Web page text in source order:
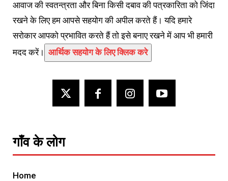
आवाज की स्वतन्त्रता और बिना किसी दबाव की पत्रकारिता को जिंदा
रखने के लिए हम आपसे सहयोग की अपील करते हैं। यदि हमारे
सरोकार आपको प्रभावित करते हैं तो इसे बनाए रखने में आप भी हमारी
मदद करें। आर्थिक सहयोग के लिए क्लिक करे
गाँव के लोग
Home